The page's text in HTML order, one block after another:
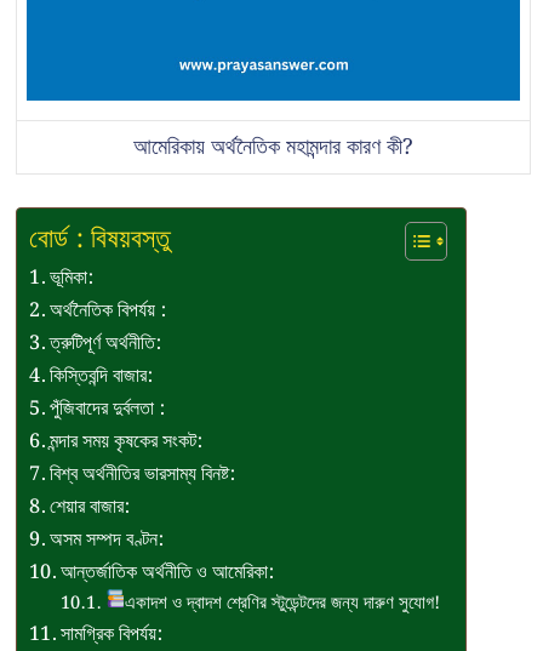
আমেরিকায় অর্থনৈতিক মহামন্দার কারণ কী?
বোর্ড : বিষয়বস্তু
ভূমিকা:
অর্থনৈতিক বিপর্যয় :
ত্রুটিপূর্ণ অর্থনীতি:
কিস্তিবন্দি বাজার:
পুঁজিবাদের দুর্বলতা :
মন্দার সময় কৃষকের সংকট:
বিশ্ব অর্থনীতির ভারসাম্য বিনষ্ট:
শেয়ার বাজার:
অসম সম্পদ বণ্টন:
আন্তর্জাতিক অর্থনীতি ও আমেরিকা:
একাদশ ও দ্বাদশ শ্রেণির স্টুডেন্টদের জন্য দারুণ সুযোগ!
সামগ্রিক বিপর্যয়: